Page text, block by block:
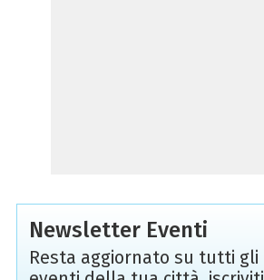
Newsletter Eventi
Resta aggiornato su tutti gli